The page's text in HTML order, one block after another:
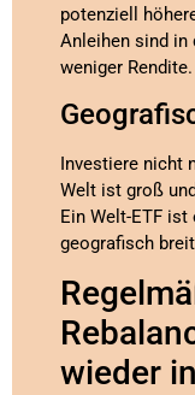
potenziell
Anleihen sind in
weniger Rendite.
Investiere nicht
Welt ist groß
Ein Welt-ETF
geografisch
wieder